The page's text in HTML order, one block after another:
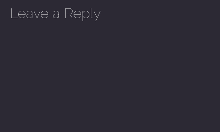
Leave a Reply